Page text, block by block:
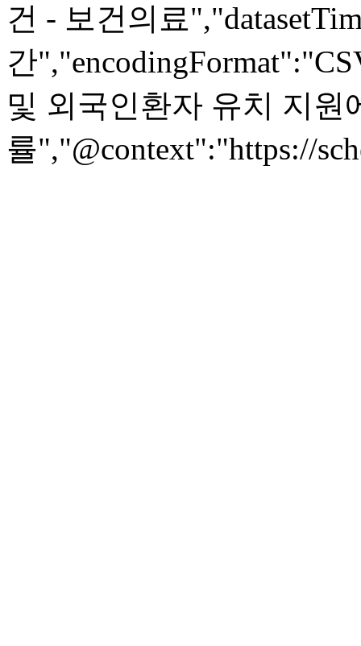
건 - 보건의료
간
및 외국인환자 유치 지원
률","@context":"https://